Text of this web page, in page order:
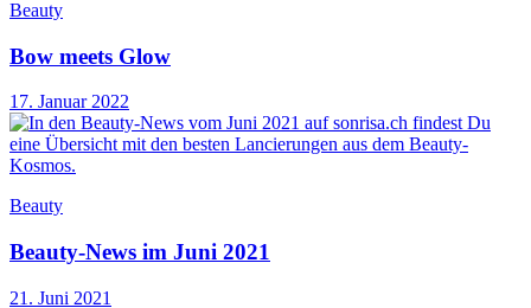
Beauty
Bow meets Glow
17. Januar 2022
Beauty
Beauty-News im Juni 2021
21. Juni 2021